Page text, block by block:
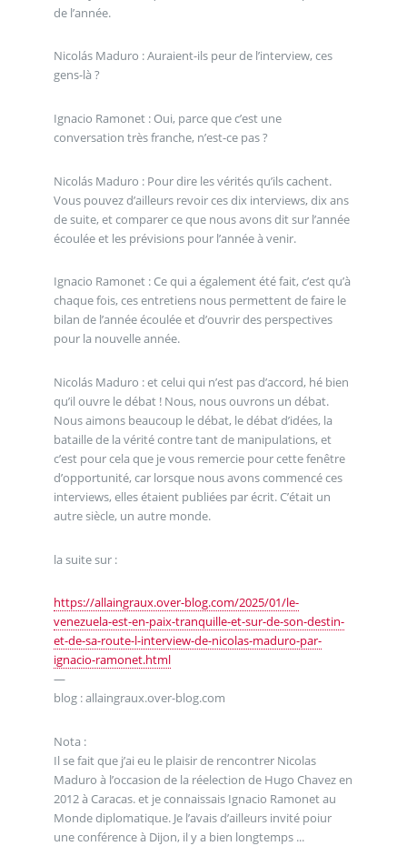
de l’année.
Nicolás Maduro : Auraient-ils peur de l’interview, ces
gens-là ?
Ignacio Ramonet : Oui, parce que c’est une
conversation très franche, n’est-ce pas ?
Nicolás Maduro : Pour dire les vérités qu’ils cachent.
Vous pouvez d’ailleurs revoir ces dix interviews, dix ans
de suite, et comparer ce que nous avons dit sur l’année
écoulée et les prévisions pour l’année à venir.
Ignacio Ramonet : Ce qui a également été fait, c’est qu’à
chaque fois, ces entretiens nous permettent de faire le
bilan de l’année écoulée et d’ouvrir des perspectives
pour la nouvelle année.
Nicolás Maduro : et celui qui n’est pas d’accord, hé bien
qu’il ouvre le débat ! Nous, nous ouvrons un débat.
Nous aimons beaucoup le débat, le débat d’idées, la
bataille de la vérité contre tant de manipulations, et
c’est pour cela que je vous remercie pour cette fenêtre
d’opportunité, car lorsque nous avons commencé ces
interviews, elles étaient publiées par écrit. C’était un
autre siècle, un autre monde.
la suite sur :
https://allaingraux.over-blog.com/2025/01/le-
venezuela-est-en-paix-tranquille-et-sur-de-son-destin-
et-de-sa-route-l-interview-de-nicolas-maduro-par-
ignacio-ramonet.html
—
blog : allaingraux.over-blog.com
Nota :
Il se fait que j’ai eu le plaisir de rencontrer Nicolas
Maduro à l’occasion de la réelection de Hugo Chavez en
2012 à Caracas. et je connaissais Ignacio Ramonet au
Monde diplomatique. Je l’avais d’ailleurs invité poiur
une conférence à Dijon, il y a bien longtemps ...